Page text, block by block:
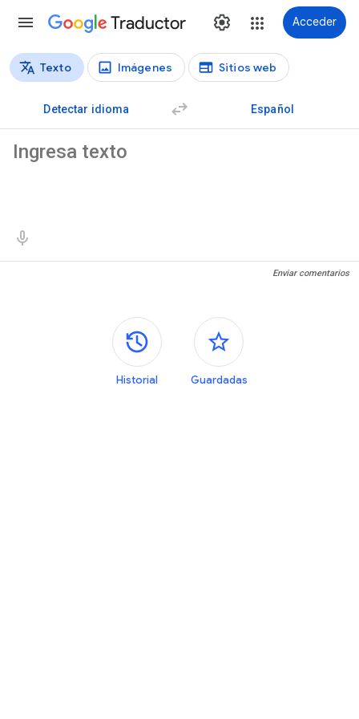
Traductor Acceder
Tipos de traducción
Texto Imágenes Sitios web
Detectar idioma Español
Enviar comentarios
Paneles laterales
Historial Guardadas